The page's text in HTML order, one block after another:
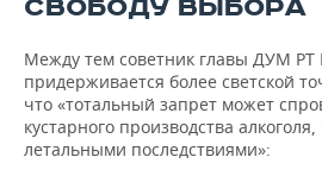
СВОБОДУ ВЫБОРА
Между тем советник главы ДУМ РТ
придерживается более светской
что «тотальный запрет может
кустарного производства
летальными последствиями»: